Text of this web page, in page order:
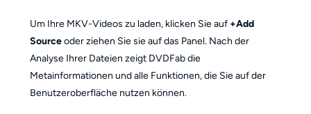
Um Ihre MKV-Videos zu laden, klicken Sie auf +Add
Sourceoder ziehen Sie sie auf das Panel. Nach der
Analyse Ihrer Dateien zeigt DVDFab die
Metainformationen und alle Funktionen, die Sie auf der
Benutzeroberfläche nutzen können.